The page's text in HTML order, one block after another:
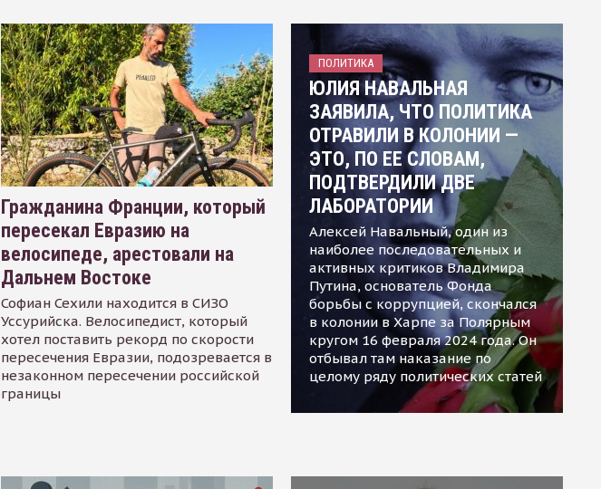
Гражданина Франции, который
пересекал Евразию на
велосипеде, арестовали на
Дальнем Востоке
Софиан Сехили находится в СИЗО
Уссурийска. Велосипедист, который
хотел поставить рекорд по скорости
пересечения Евразии, подозревается в
незаконном пересечении российской
границы
ПОЛИТИКА
ЮЛИЯ НАВАЛЬНАЯ
ЗАЯВИЛА, ЧТО ПОЛИТИКА
ОТРАВИЛИ В КОЛОНИИ —
ЭТО, ПО ЕЕ СЛОВАМ,
ПОДТВЕРДИЛИ ДВЕ
ЛАБОРАТОРИИ
Алексей Навальный, один из
наиболее последовательных и
активных критиков Владимира
Путина, основатель Фонда
борьбы с коррупцией, скончался
в колонии в Харпе за Полярным
кругом 16 февраля 2024 года. Он
отбывал там наказание по
целому ряду политических статей